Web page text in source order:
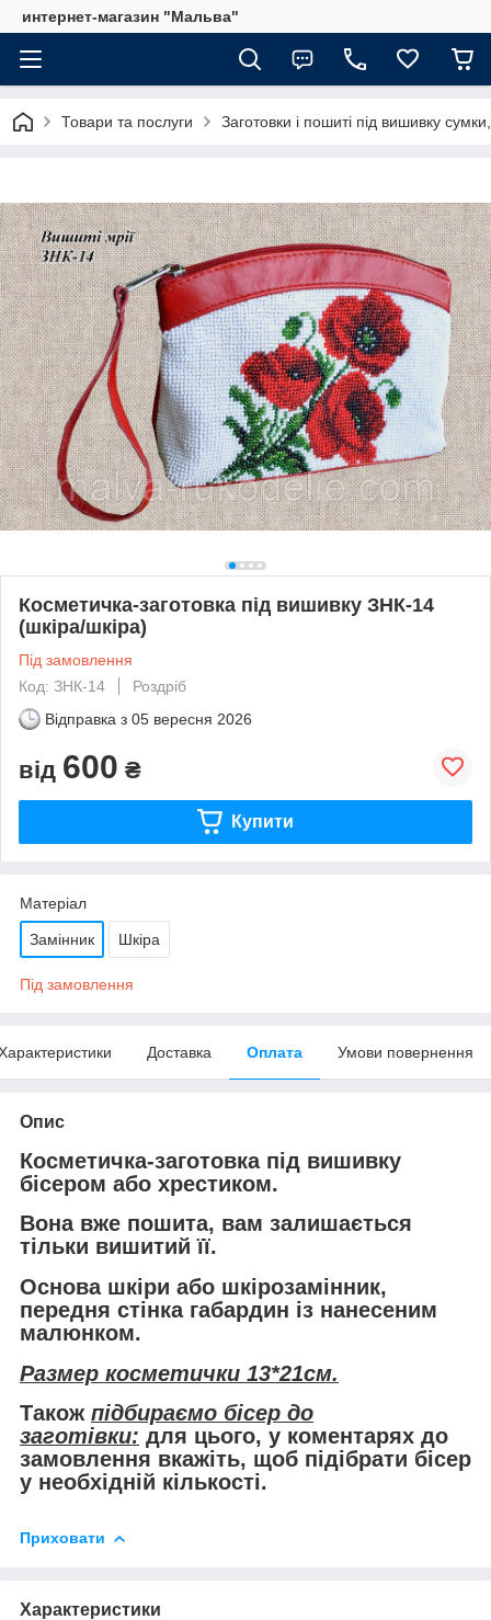
интернет-магазин "Мальва"
Товари та послуги Заготовки і пошиті під вишивку
Косметичка-заготовка під вишивку ЗНК-14
(шкіра/шкіра)
Під замовлення
Код: ЗНК-14
Роздріб
Відправка з 05 вересня 2026
від 600 ₴
Купити
Матеріал
Замінник Шкіра
Під замовлення
Доставка Оплата Умови повернення
Опис
Косметичка-заготовка під вишивку
бісером або хрестиком.
Вона вже пошита, вам залишається
тільки вишитий її.
Основа шкіри або шкірозамінник,
передня стінка габардин із нанесеним
малюнком.
Размер косметички 13*21см.
Також підбираємо бісер до
заготівки: для цього, у коментарях до
замовлення вкажіть, щоб підібрати бісер
у необхідній кількості.
Приховати
Характеристики